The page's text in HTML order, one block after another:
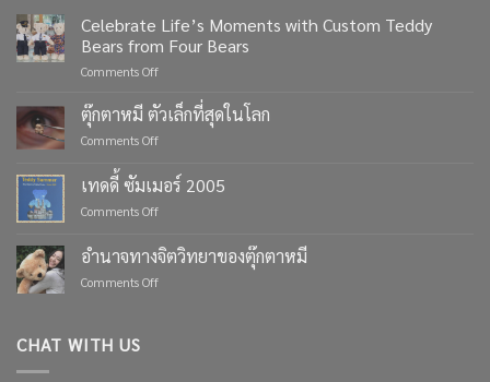
Celebrate Life’s Moments with Custom Teddy
Bears from Four Bears
Comments Offon
Life’s
Moments
with
Teddy
Bears
ตุ๊กตาหมี ตัวเล็กที่สุดในโลก
Comments Offon
ตัว
เล็ก
ใน
เทดดี้ ซัมเมอร์ 2005
Comments Offon
ดี้
ซัมเมอร์
2005
อำนาจทางจิตวิทยาของตุ๊กตาหมี
Comments Offon
CHAT WITH US